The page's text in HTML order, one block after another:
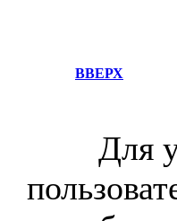
ВВЕРХ
Для